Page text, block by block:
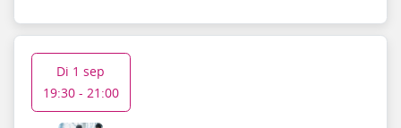
Di 1 sep
19:30 - 21:00